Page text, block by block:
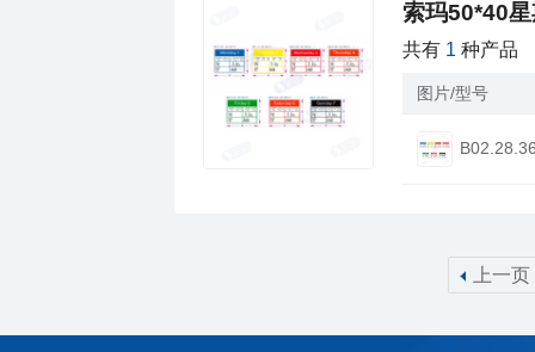
索玛50*40
共有 1 种产品
图片/型号
上一页